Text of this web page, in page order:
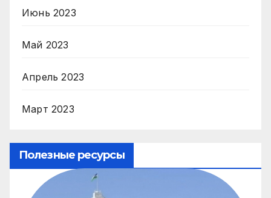
Июнь 2023
Май 2023
Апрель 2023
Март 2023
Полезные ресурсы